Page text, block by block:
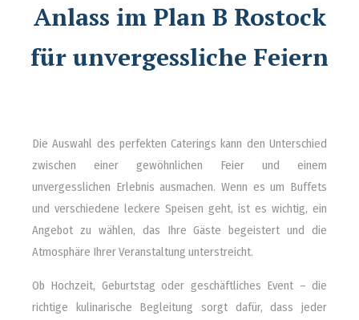
Anlass im Plan B Rostock
für unvergessliche Feiern
Die Auswahl des perfekten Caterings kann den Unterschied
zwischen einer gewöhnlichen Feier und einem
unvergesslichen Erlebnis ausmachen. Wenn es um Buffets
und verschiedene leckere Speisen geht, ist es wichtig, ein
Angebot zu wählen, das Ihre Gäste begeistert und die
Atmosphäre Ihrer Veranstaltung unterstreicht.
Ob Hochzeit, Geburtstag oder geschäftliches Event – die
richtige kulinarische Begleitung sorgt dafür, dass jeder